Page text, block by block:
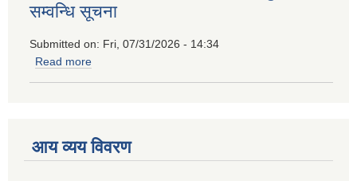
सम्वन्धि सूचना
Submitted on: Fri, 07/31/2026 - 14:34
Read more
आय व्यय विवरण